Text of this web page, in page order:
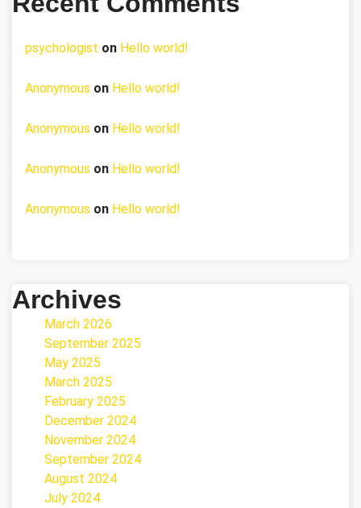
psychologist on Hello world!
Anonymous on Hello world!
Anonymous on Hello world!
Anonymous on Hello world!
Anonymous on Hello world!
Archives
March 2026
September 2025
May 2025
March 2025
February 2025
December 2024
November 2024
September 2024
August 2024
July 2024